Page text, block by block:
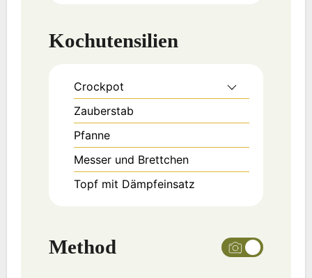
Kochutensilien
Crockpot
Zauberstab
Pfanne
Messer und Brettchen
Topf mit Dämpfeinsatz
Method